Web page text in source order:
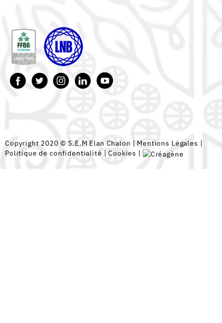
Copyright 2020 © S.E.M Elan Chalon | Mentions Légales |
Politique de confidentialité |Cookies |